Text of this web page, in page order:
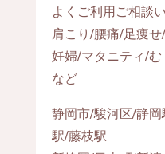
よくご利用ご相談
肩こり/腰痛/足痩
妊婦/マタニティ/
など
静岡市/駿河区/静
駅/藤枝駅